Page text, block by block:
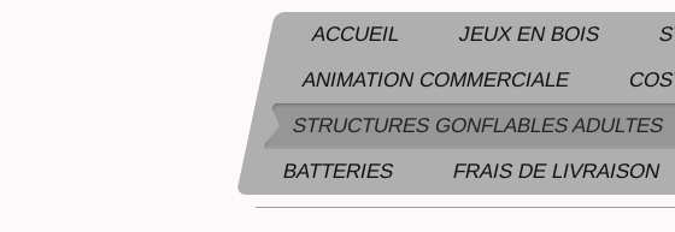
ACCUEIL JEUX EN BOIS
ANIMATION COMMERCIALE
STRUCTURES GONFLABLES ADULTES
BATTERIES
FRAIS DE LIVRAISON